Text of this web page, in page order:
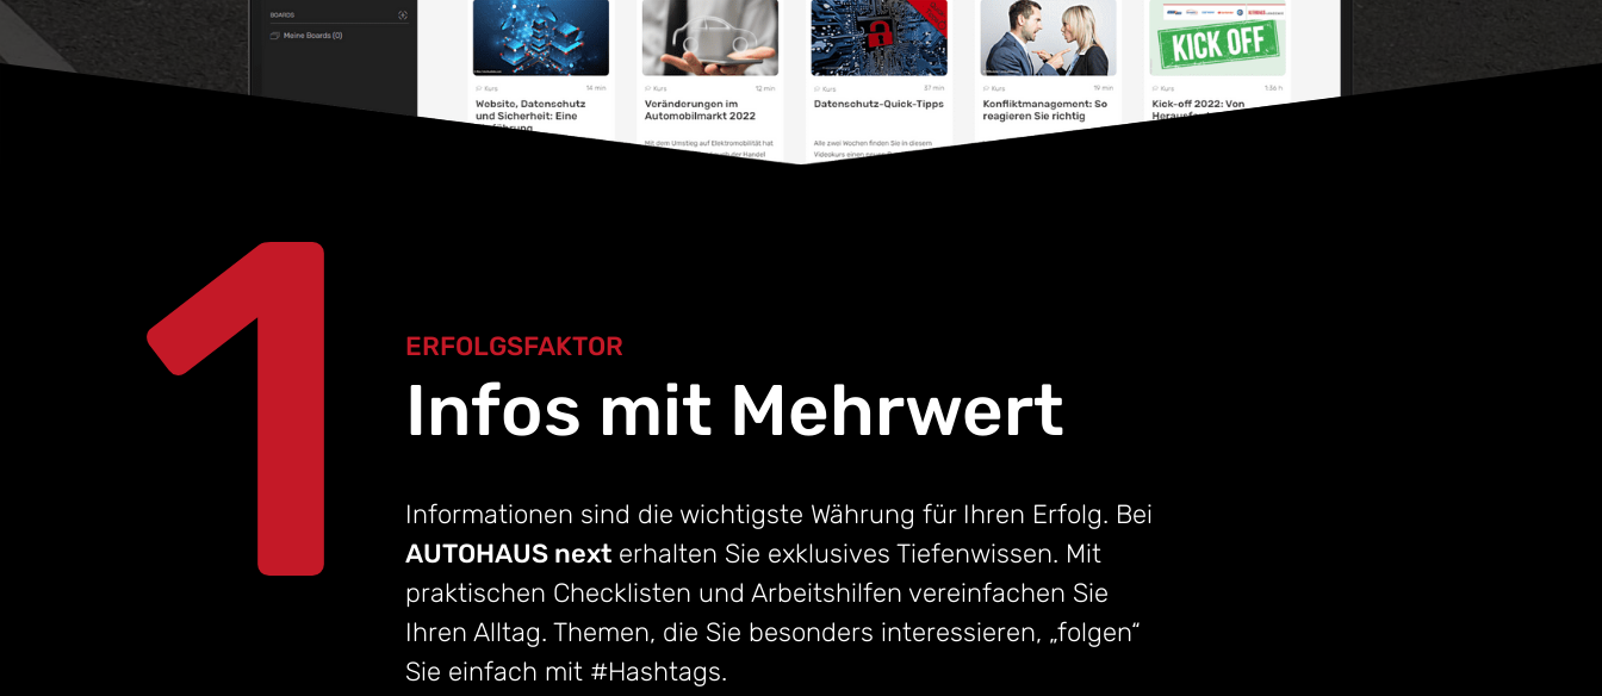
1 ERFOLGSFAKTOR
Infos mit Mehrwert
Informationen sind die wichtigste Währung für Ihren Erfolg. Bei
AUTOHAUS next erhalten Sie exklusives Tiefenwissen. Mit
praktischen Checklisten und Arbeitshilfen vereinfachen Sie
Ihren Alltag. Themen, die Sie besonders interessieren, „folgen“
Sie einfach mit #Hashtags.